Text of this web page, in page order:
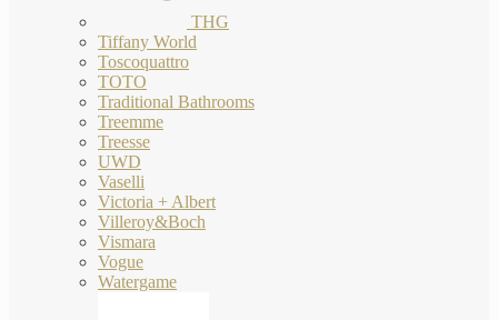
THG
Tiffany World
Toscoquattro
TOTO
Traditional Bathrooms
Treemme
Treesse
UWD
Vaselli
Victoria + Albert
Villeroy&Boch
Vismara
Vogue
Watergame